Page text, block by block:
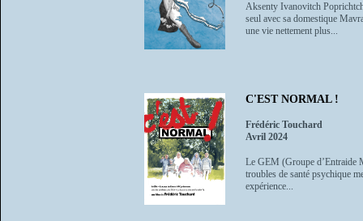
Aksenty Ivanovitch
seul avec sa domestique
une vie nettement plus...
C'EST NORMAL !
Frédéric Touchard
Avril 2024
Le GEM (Groupe d’Entraide
troubles de santé psychique
expérience...